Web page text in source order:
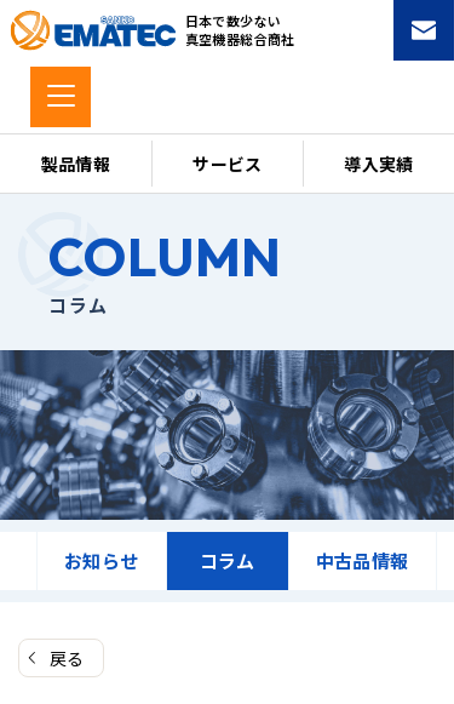
コ
ン
ツ
ス
日本で数少ない
真空機器総合商社
製品情報 サービス 導入実績
COLUMN
コラム
お知らせ コラム 中古品情報
戻る